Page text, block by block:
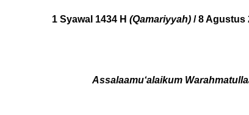
1 Syawal 1434 H (Qamariyyah)/ 8 Agustus
Assalaamu‘alaikum